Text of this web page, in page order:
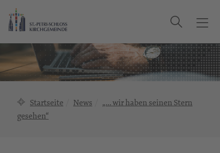
T
g
g
l
Suche
Startseite News
„… wir haben seinen Stern
gesehen“